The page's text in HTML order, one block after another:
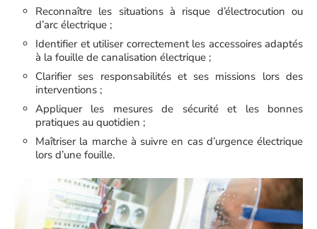
Reconnaître les situations à risque d’électrocution ou
d’arc électrique ;
Identifier et utiliser correctement les accessoires adaptés
à la fouille de canalisation électrique ;
Clarifier ses responsabilités et ses missions lors des
interventions ;
Appliquer les mesures de sécurité et les bonnes
pratiques au quotidien ;
Maîtriser la marche à suivre en cas d’urgence électrique
lors d’une fouille.